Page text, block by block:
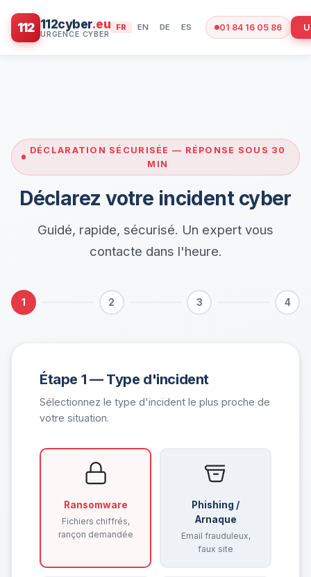
112 112cyber.eu FR EN DE ES 01 84 16 05 86
DÉCLARATION SÉCURISÉE — RÉPONSE SOUS 30
MIN
Déclarez votre incident cyber
Guidé, rapide, sécurisé. Un expert vous
contacte dans l'heure.
1 2 3 4
Étape 1 — Type d'incident
Sélectionnez le type d'incident le plus proche de
votre situation.
Ransomware
Fichiers chiffrés,
rançon demandée
Phishing /
Arnaque
Email frauduleux,
faux site